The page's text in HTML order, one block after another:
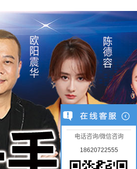
电话咨询/微信咨询
18620722555